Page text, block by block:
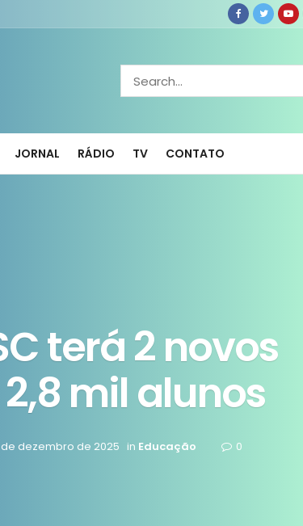
JORNAL RÁDIO TV CONTATO
terá 2 novos
mil alunos
de dezembro de 2025 in Educação 0